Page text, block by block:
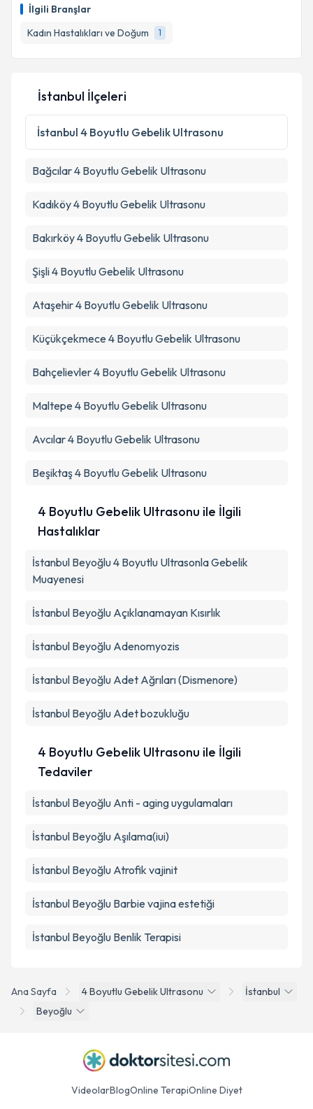
İlgili Branşlar
Kadın Hastalıkları ve Doğum
1
Ana Sayfa 4 Boyutlu Gebelik Ultrasonu
İstanbul
Beyoğlu
İstanbul İlçeleri
İstanbul 4 Boyutlu Gebelik Ultrasonu
Bağcılar4 Boyutlu Gebelik Ultrasonu
Kadıköy4 Boyutlu Gebelik Ultrasonu
Bakırköy4 Boyutlu Gebelik Ultrasonu
Şişli4 Boyutlu Gebelik Ultrasonu
Ataşehir4 Boyutlu Gebelik Ultrasonu
Küçükçekmece 4 Boyutlu Gebelik Ultrasonu
Bahçelievler4 Boyutlu Gebelik Ultrasonu
Maltepe 4 Boyutlu Gebelik Ultrasonu
Avcılar4 Boyutlu Gebelik Ultrasonu
Beşiktaş4 Boyutlu Gebelik Ultrasonu
4 Boyutlu Gebelik Ultrasonu ile İlgili
Hastalıklar
İstanbul Beyoğlu 4 Boyutlu Ultrasonla Gebelik
Muayenesi
İstanbul Beyoğlu Açıklanamayan Kısırlık
İstanbul Beyoğlu Adenomyozis
İstanbul Beyoğlu Adet Ağrıları (Dismenore)
İstanbul Beyoğlu Adet bozukluğu
4 Boyutlu Gebelik Ultrasonu ile İlgili
Tedaviler
İstanbul Beyoğlu Anti - aging uygulamaları
İstanbul Beyoğlu Aşılama(iui)
İstanbul Beyoğlu Atrofik vajinit
İstanbul Beyoğlu Barbie vajina estetiği
İstanbul Beyoğlu Benlik Terapisi
VideolarBlogOnline TerapiOnline Diyet